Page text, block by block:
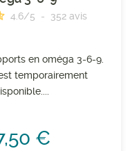
4.6/5 - 352 avis
en oméga 3-6-9.
temporairement
€